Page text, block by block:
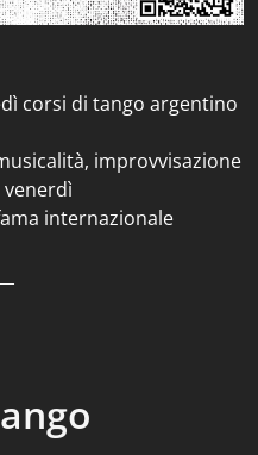
corsi di tango argentino
improvvisazione
internazionale
ango